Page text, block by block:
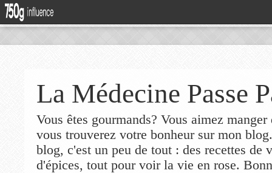
La Médecine Passe
Vous êtes gourmands? Vous aimez
vous trouverez votre bonheur sur mon
blog, c'est un peu de tout : des recettes de
d'épices, tout pour voir la vie en rose.